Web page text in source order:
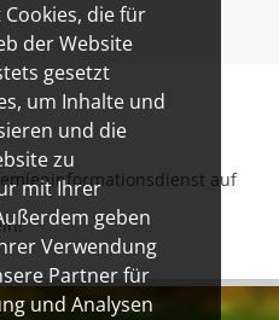
die für
der Website
gesetzt
um Inhalte und
und die
zu
mit Ihrer
geben
Verwendung
Partner für
und Analysen
auf